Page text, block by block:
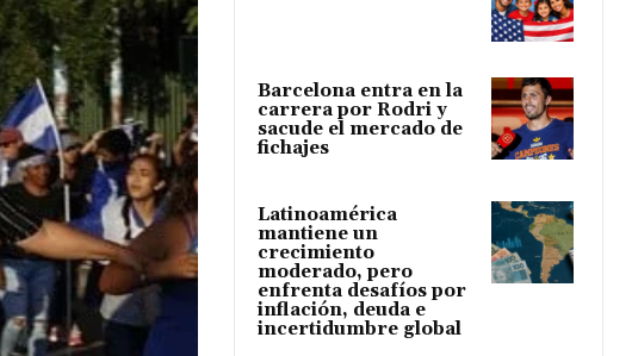
Barcelona entra en la
carrera por Rodri y
sacude el mercado de
fichajes
Latinoamérica
mantiene un
crecimiento
moderado, pero
enfrenta desafíos por
inflación, deuda e
incertidumbre global